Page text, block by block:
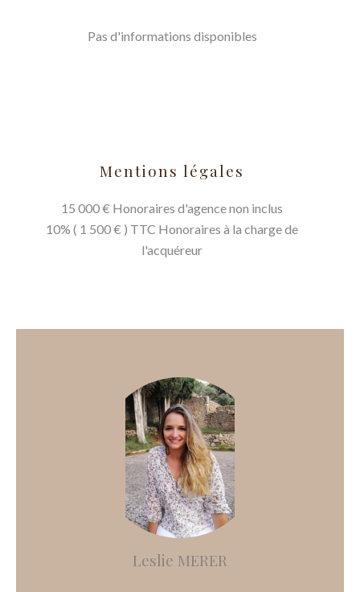
Pas d'informations disponibles
Mentions légales
15 000 € Honoraires d'agence non inclus
10% ( 1 500 € ) TTC Honoraires à la charge de
l'acquéreur
Leslie MERER